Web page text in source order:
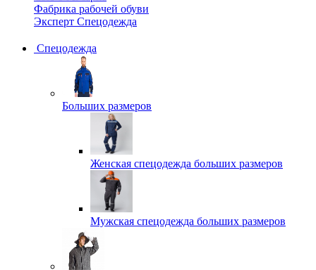
Фабрика рабочей обуви
Эксперт Спецодежда
Спецодежда
Больших размеров
Женская спецодежда больших размеров
Мужская спецодежда больших размеров